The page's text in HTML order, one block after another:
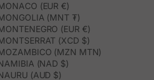
(EUR €)
(MNT ₮)
(EUR €)
(XCD $)
(MZN MTN)
(NAD $)
(AUD $)